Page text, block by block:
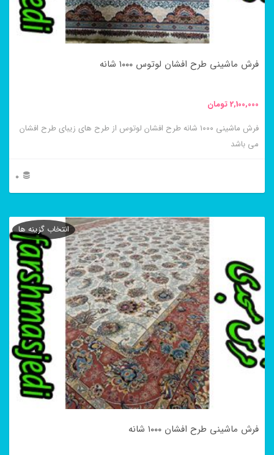
صفحه
انتخاب
شوند
فرش ماشینی طرح افشان لوتوس ۱۰۰۰ شانه
2,100,000تومان
فرش ماشینی ۱۰۰۰ شانه طرح افشان لوتوس از طرح های زیبای طرح افشان
می باشد
0
محصول
مختلفی
می
باشد.
گزینه
ها
صفحه
فرش ماشینی طرح افشان ۱۰۰۰ شانه
انتخاب گزینه ها